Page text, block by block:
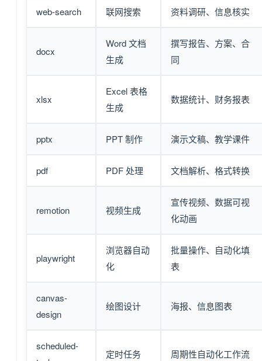
web-search 联网搜索 资料调研、信息核实
docx
Word 文档
生成
撰写报告、方案、合
同
xlsx
Excel 表格
生成
数据统计、财务报表
pptx PPT 制作 演示文稿、教学课件
pdf PDF 处理 文档解析、格式转换
remotion 视频生成
宣传视频、数据可视
化动画
playwright
浏览器自动
化
批量操作、自动化填
表
canvas-
design
绘图设计 海报、信息图表
scheduled-
定时任务 周期性自动化工作流